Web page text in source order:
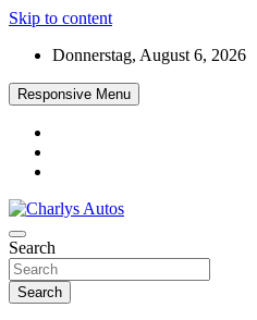
Skip to content
Donnerstag, August 6, 2026
Responsive Menu
Charlys Autos
Das neue Automagazin – global.
Search
Search